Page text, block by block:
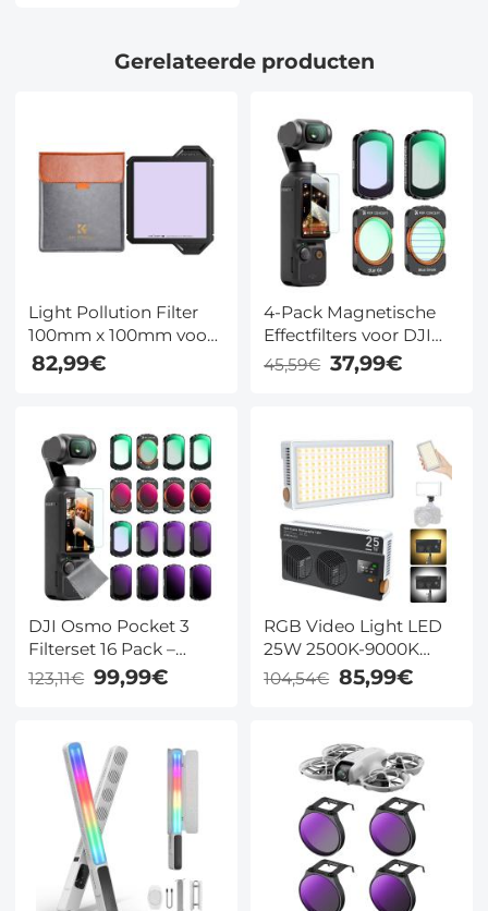
Gerelateerde producten
Light Pollution Filter
100mm x 100mm voor
Nachtfotografie en
Astrofotografie K F
82,99€
4-Pack Magnetische
Effectfilters voor DJI
Osmo Pocket 3 – Black
Mist 1/4, Star Filter,
Filmische Effecten
45,59€ 37,99€
DJI Osmo Pocket 3
Filterset 16 Pack –
Black Mist 1/4 & 1/8, UV,
CPL, ND8-ND1000,
Filter
123,11€ 99,99€
RGB Video Light LED
25W 2500K-9000K
360° Kleur voor
Camera Vloggen
104,54€ 85,99€